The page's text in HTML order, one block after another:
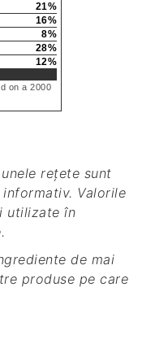
21%
16%
8%
28%
12%
on a 2000
Valorile
utilizate în
produse pe care